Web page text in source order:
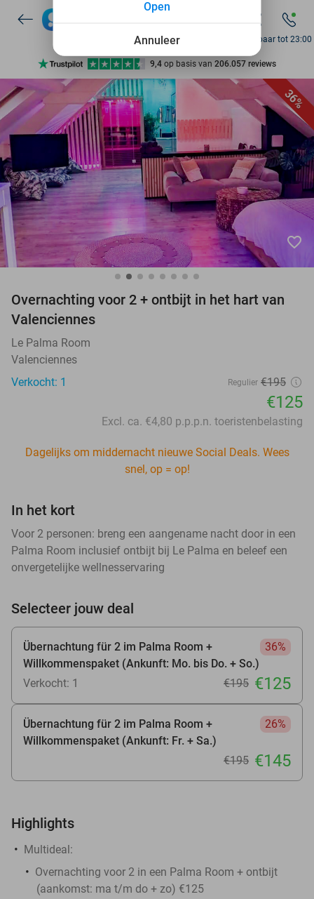
7 dagen per week beschikbaar
10+ miljoen leden
9,4 op basis van 206.057 reviews
Ontdek 15.000+ deals
7 dagen per week beschikbaar
10+ miljoen leden
Bereikbaar tot 23:00
36%
favorite_border
Overnachting voor 2 + ontbijt in het hart van
Valenciennes
Le Palma Room
Valenciennes
Verkocht: 1
Regulier €195
€125
Excl. ca. €4,80 p.p.p.n. toeristenbelasting
Dagelijks om middernacht nieuwe Social Deals. Wees
snel, op = op!
In het kort
Voor 2 personen: breng een aangename nacht door in een
Palma Room inclusief ontbijt bij Le Palma en beleef een
onvergetelijke wellnesservaring
Selecteer jouw deal
Übernachtung für 2 im Palma Room +
Willkommenspaket (Ankunft: Mo. bis Do. + So.)
36%
Verkocht: 1 €195 €125
Übernachtung für 2 im Palma Room +
Willkommenspaket (Ankunft: Fr. + Sa.)
26%
€195 €145
Highlights
Multideal:
Overnachting voor 2 in een Palma Room + ontbijt
(aankomst: ma t/m do + zo) €125
Annuleer
Open